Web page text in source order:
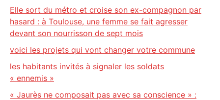
Elle sort du métro et croise son ex-compagnon par
hasard : à Toulouse, une femme se fait agresser
devant son nourrisson de sept mois
voici les projets qui vont changer votre commune
les habitants invités à signaler les soldats
« ennemis »
« Jaurès ne composait pas avec sa conscience » :